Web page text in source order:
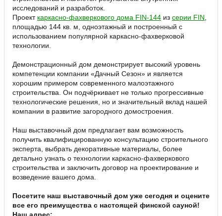
исследований и разработок.
Проект каркасно-фахверкового дома FIN-144 из серии FIN
площадью 144 кв. м, одноэтажный и построенный с
использованием популярной каркасно-фахверковой
технологии.
Демонстрационный дом демонстрирует высокий уровень
компетенции компании «Дачный Сезон» и является
хорошим примером современного малоэтажного
строительства. Он подчёркивает не только прогрессивные
технологические решения, но и значительный вклад нашей
компании в развитие загородного домостроения.
Наш выставочный дом предлагает вам возможность
получить квалифицированную консультацию строительного
эксперта, выбрать декоративные материалы, более
детально узнать о технологии каркасно-фахверкового
строительства и заключить договор на проектирование и
возведение вашего дома.
Посетите наш выставочный дом уже сегодня и оцените
все его преимущества с настоящей финской сауной!
Наш адрес: